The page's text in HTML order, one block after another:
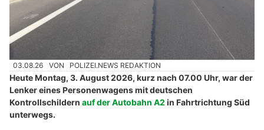
03.08.26 VON POLIZEI.NEWS REDAKTION
Heute Montag, 3. August 2026, kurz nach 07.00 Uhr, war der
Lenker eines Personenwagens mit deutschen
Kontrollschildern auf der Autobahn A2 in Fahrtrichtung Süd
unterwegs.